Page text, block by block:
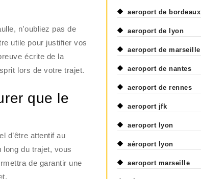
n’oubliez pas de
utile pour justifier vos
écrite de la
lors de votre trajet.
que le
d’être attentif au
du trajet, vous
de garantir une
aeroport de bordeaux
aeroport de lyon
aeroport de marseille
aeroport de nantes
aeroport de rennes
aeroport jfk
aeroport lyon
aéroport lyon
aeroport marseille